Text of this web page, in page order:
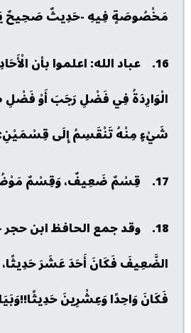
مَخْصُوصَةٍ فِيهِ -حَدِيثٌ صَحِيحٌ
16. عباد الله: اعلموا بأن
الْوَارِدَةُ فِي فَضْلِ رَجَبَ أَوْ فَضْلِ
شَيْءٍ مِنْهُ تَنْقَسِمُ إِلَى قِسْمَيْنِ:
17. قِسْمٌ ضَعِيفٌ، وَقِسْمٌ مَوْضُوعٌ"!!
18. وقد جمع الحافظ ابن حجر -
الضَّعِيفَ فَكَانَ أَحَدَ عَشَرَ
فَكَانَ وَاحِدًا وَعِشْرِينَ